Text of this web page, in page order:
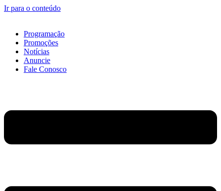
Ir para o conteúdo
Programação
Promoções
Notícias
Anuncie
Fale Conosco